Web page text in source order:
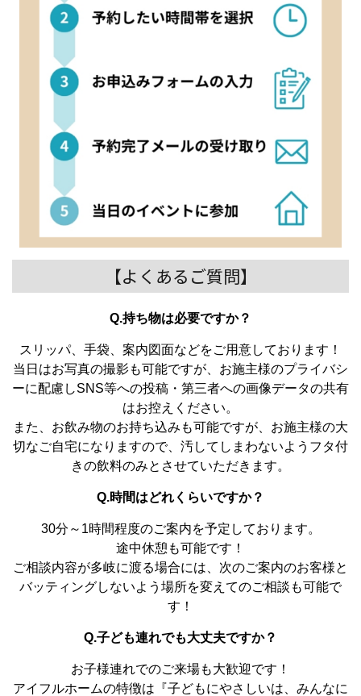
【よくあるご質問】
Q.持ち物は必要ですか？
スリッパ、手袋、案内図面などをご用意しております！
当日はお写真の撮影も可能ですが、お施主様のプライバシ
ーに配慮しSNS等への投稿・第三者への画像データの共有
はお控えください。
また、お飲み物のお持ち込みも可能ですが、お施主様の大
切なご自宅になりますので、汚してしまわないようフタ付
きの飲料のみとさせていただきます。
Q.時間はどれくらいですか？
30分～1時間程度のご案内を予定しております。
途中休憩も可能です！
ご相談内容が多岐に渡る場合には、次のご案内のお客様と
バッティングしないよう場所を変えてのご相談も可能で
す！
Q.子ども連れでも大丈夫ですか？
お子様連れでのご来場も大歓迎です！
アイフルホームの特徴は『子どもにやさしいは、みんなに